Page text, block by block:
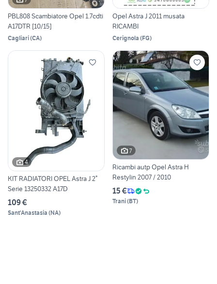
PBL808 Scambiatore Opel 1.7cdti
A17DTR [10/15]
Cagliari(CA)
Opel Astra J 2011 musata
RICAMBI
Cerignola (FG)
4
KIT RADIATORI OPEL Astra J 2°
Serie 13250332 A17D
109 €
Sant'Anastasia (NA)
7
Ricambi autp Opel Astra H
Restylin 2007 / 2010
15 €
Trani(BT)